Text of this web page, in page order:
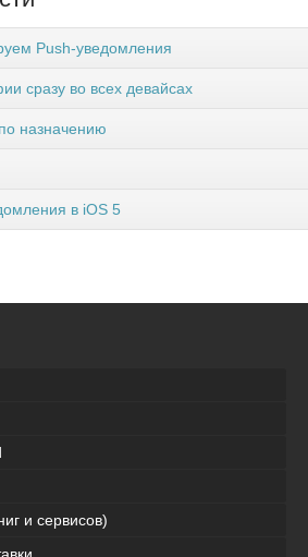
Push-уведомления
сразу во всех девайсах
назначению
в iOS 5
и сервисов)